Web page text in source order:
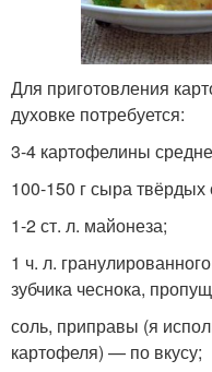
Для приготовления
духовке потребуется:
3-4 картофелины
100-150 г сыра твёрдых
1-2 ст. л. майонеза;
1 ч. л.
зубчика чеснока,
соль, приправы (я
картофеля) — по вкусу;